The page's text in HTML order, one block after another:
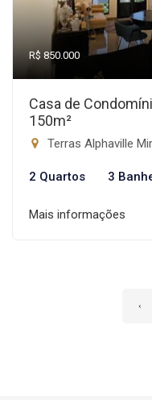
R$ 850.000
Casa de
150m²
Terras Alphaville
2 Quartos 3
Mais informações
‹